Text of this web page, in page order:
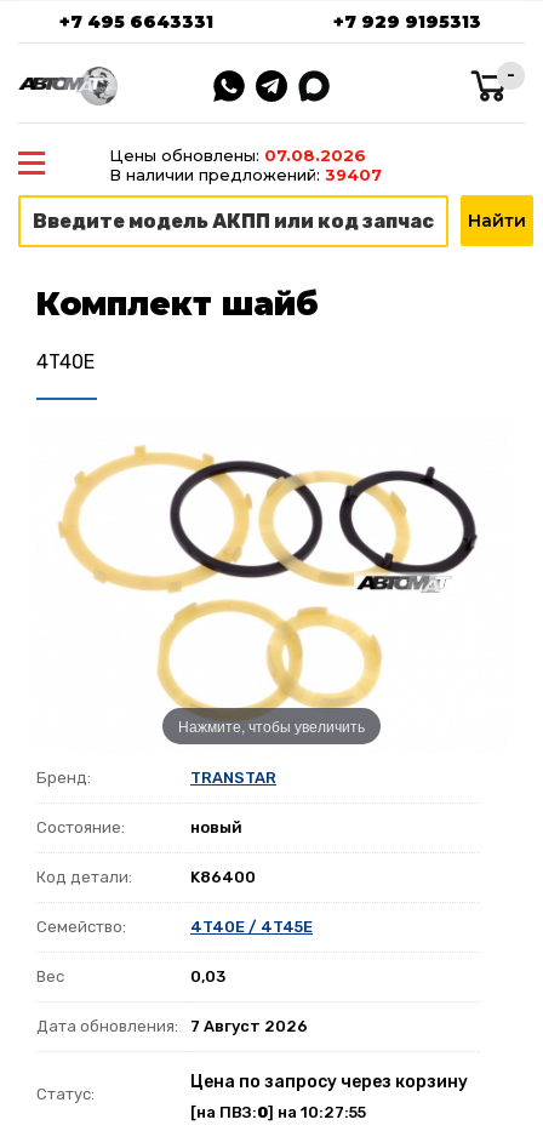
+7 495 6643331 +7 929 9195313
-
Цены обновлены: 07.08.2026
В наличии предложений: 39407
Комплект шайб
4T40E
Нажмите, чтобы увеличить
Бренд: TRANSTAR
Состояние: новый
Код детали: K86400
Семейство: 4T40E / 4T45E
Вес 0,03
Дата обновления: 7 Август 2026
Статус:
Цена по запросу через корзину
[на ПВЗ:0] на 10:27:55